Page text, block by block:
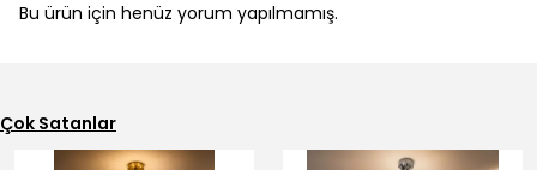
Bu ürün için henüz yorum yapılmamış.
Çok Satanlar